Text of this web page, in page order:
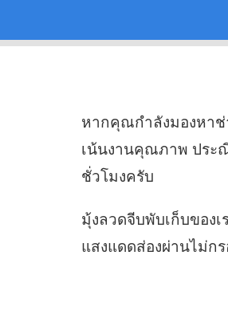
หากคุณกำลังมองหาช่
เน้นงานคุณภาพ ประ
ชั่วโมงครับ
มุ้งลวดจีบพับเก็บของ
แสงแดดส่องผ่านไม่ก